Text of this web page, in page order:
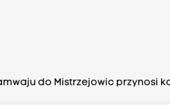
do Mistrzejowic przynosi